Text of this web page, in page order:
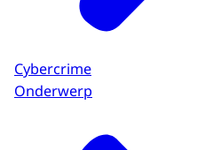
Cybercrime
Onderwerp